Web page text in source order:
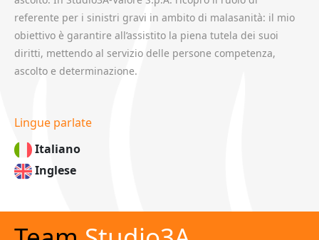
referente per i sinistri gravi in ambito di malasanità: il mio
obiettivo è garantire all’assistito la piena tutela dei suoi
diritti, mettendo al servizio delle persone competenza,
ascolto e determinazione.
Lingue parlate
Italiano
Inglese